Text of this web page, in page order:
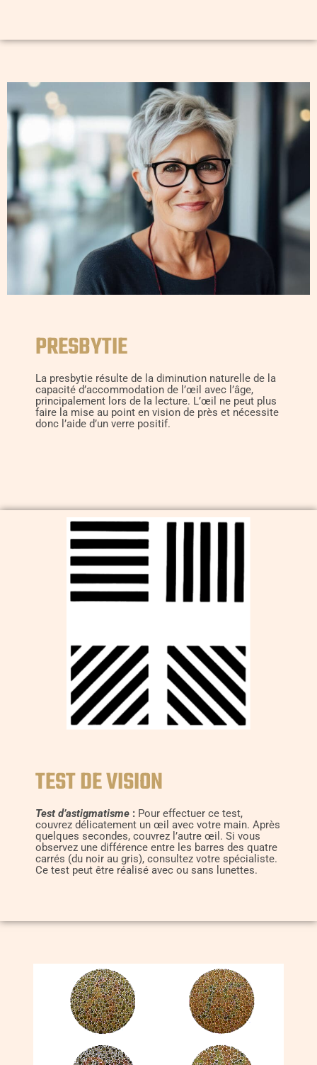
PRESBYTIE
La presbytie résulte de la diminution naturelle de la
capacité d’accommodation de l’œil avec l’âge,
principalement lors de la lecture. L’œil ne peut plus
faire la mise au point en vision de près et nécessite
donc l’aide d’un verre positif.
TEST DE VISION
Test d’astigmatisme : Pour effectuer ce test,
couvrez délicatement un œil avec votre main. Après
quelques secondes, couvrez l’autre œil. Si vous
observez une différence entre les barres des quatre
carrés (du noir au gris), consultez votre spécialiste.
Ce test peut être réalisé avec ou sans lunettes.